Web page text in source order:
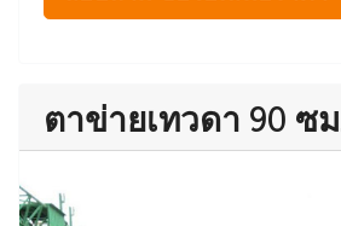
ตาข่ายเทวดา 90 ซ